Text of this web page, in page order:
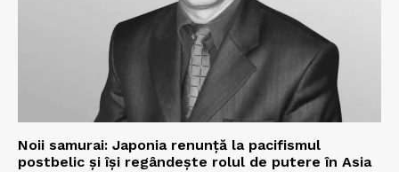
Noii samurai: Japonia renunță la pacifismul
postbelic și își regândește rolul de putere în Asia